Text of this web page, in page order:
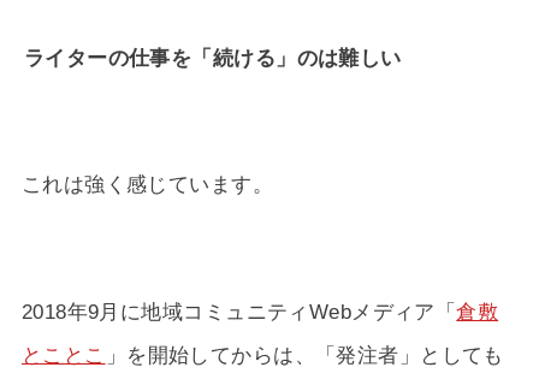
ライターの仕事を「続ける」のは難しい
これは強く感じています。
2018年9月に地域コミュニティWebメディア「倉敷
とことこ 」を開始してからは、「発注者」としても